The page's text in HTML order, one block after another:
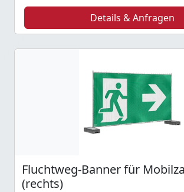
Details & Anfragen
Fluchtweg-Banner für
(rechts)